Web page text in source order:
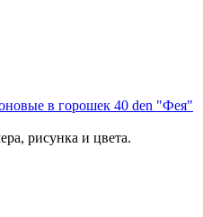
в горошек 40 den "Фея"
рисунка и цвета.